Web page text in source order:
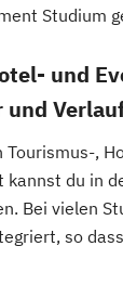
Studium
und
und
Tourismus-,
kannst du in
Bei vielen
so